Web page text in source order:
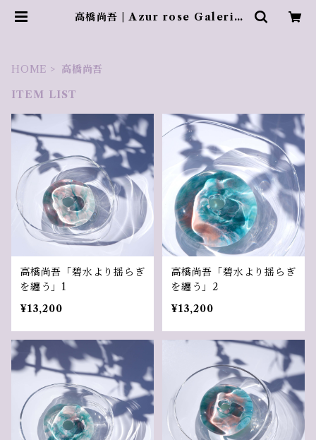
高橋尚吾 | Azur rose Galerie
HOME
高橋尚吾
ITEM LIST
高橋尚吾「碧水より揺らぎ
を纏う」1
¥13,200
高橋尚吾「碧水より揺らぎ
を纏う」2
¥13,200